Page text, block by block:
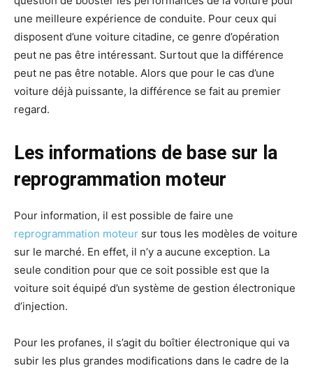
une meilleure expérience de conduite. Pour ceux qui
disposent d’une voiture citadine, ce genre d’opération
peut ne pas être intéressant. Surtout que la différence
peut ne pas être notable. Alors que pour le cas d’une
voiture déjà puissante, la différence se fait au premier
regard.
Les informations de base sur la
reprogrammation moteur
Pour information, il est possible de faire une
reprogrammation moteur sur tous les modèles de voiture
sur le marché. En effet, il n’y a aucune exception. La
seule condition pour que ce soit possible est que la
voiture soit équipé d’un système de gestion électronique
d’injection.
Pour les profanes, il s’agit du boîtier électronique qui va
subir les plus grandes modifications dans le cadre de la